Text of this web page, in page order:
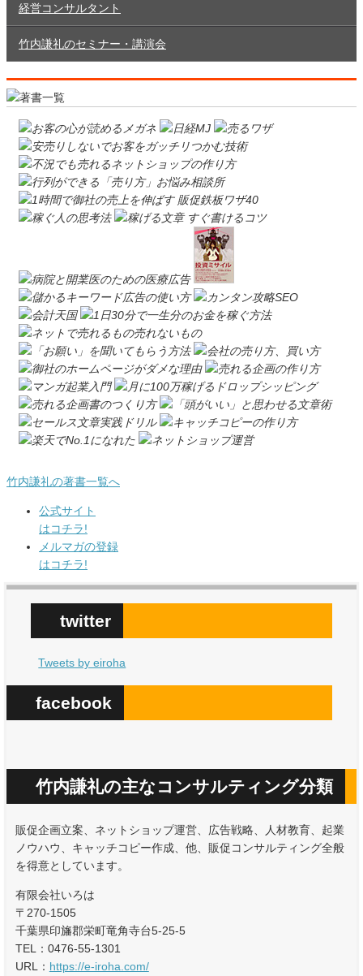
経営コンサルタント
竹内謙礼のセミナー・講演会
竹内謙礼の著書一覧へ
公式サイト
はコチラ!
メルマガの登録
はコチラ!
twitter
Tweets by eiroha
facebook
竹内謙礼の主なコンサルティング分類
販促企画立案、ネットショップ運営、広告戦略、人材教育、起業
ノウハウ、キャッチコピー作成、他、販促コンサルティング全般
を得意としています。
有限会社いろは
〒270-1505
千葉県印旛郡栄町竜角寺台5-25-5
TEL：0476-55-1301
URL： https://e-iroha.com/